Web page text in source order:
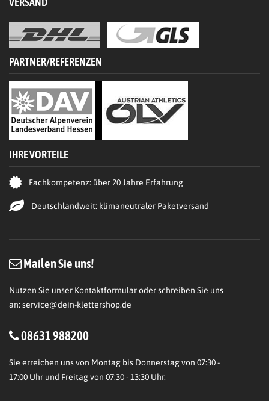
PARTNER/REFERENZEN
IHRE VORTEILE
Fachkompetenz: über 20 Jahre Erfahrung
Deutschlandweit: klimaneutraler Paketversand
Mailen Sie uns!
Nutzen Sie unser Kontaktformular oder schreiben Sie uns
an: service@dein-klettershop.de
08631 988200
Sie erreichen uns von Montag bis Donnerstag von 07:30 -
17:00 Uhr und Freitag von 07:30 - 13:30 Uhr.